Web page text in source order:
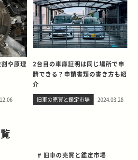
や原理
2台目の車庫証明は同じ場所で申
請できる？申請書類の書き方も紹
介
旧車の売買と鑑定市場 2024.03.28
# 旧車の売買と鑑定市場